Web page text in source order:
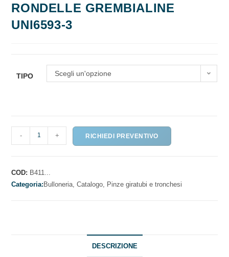
RONDELLE GREMBIALINE
UNI6593-3
TIPO Scegli un'opzione
RONDELLE
GREMBIALINE
3
quantità
- + RICHIEDI PREVENTIVO
COD: B411...
Categoria:Bulloneria,Catalogo, Pinze giratubi e tronchesi
DESCRIZIONE